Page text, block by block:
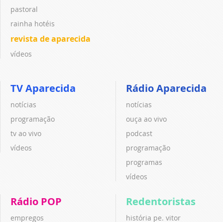
pastoral
rainha hotéis
revista de aparecida
vídeos
TV Aparecida
notícias
programação
tv ao vivo
vídeos
Rádio Aparecida
notícias
ouça ao vivo
podcast
programação
programas
vídeos
Rádio POP
empregos
Redentoristas
história pe. vitor